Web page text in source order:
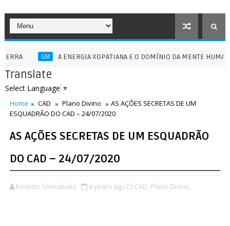
GM A ENERGIA XOPATIANA E O DOMÍNIO DA MENTE HUMANA - 13/
Translate
Select Language ▼
Home CAD Plano Divino
AS AÇÕES SECRETAS DE UM
ESQUADRÃO DO CAD – 24/07/2020
AS AÇÕES SECRETAS DE UM ESQUADRÃO
DO CAD – 24/07/2020
Ernesto Shimabuko 6 years ago CAD, Plano Divino,